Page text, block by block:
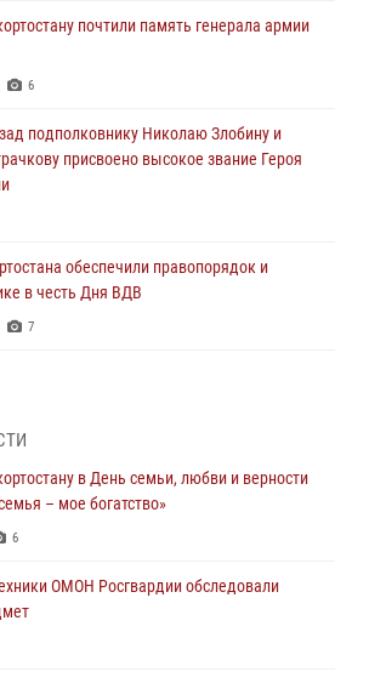
почтили память генерала армии
6
подполковнику Николаю Злобину и
присвоено высокое звание Героя
обеспечили правопорядок и
в честь Дня ВДВ
7
8
провели волейбольный турнир на
горячим следам задержали
хищении из аптеки (видео)
в День семьи, любви и верности
– мое богатство»
6
ОМОН Росгвардии обследовали